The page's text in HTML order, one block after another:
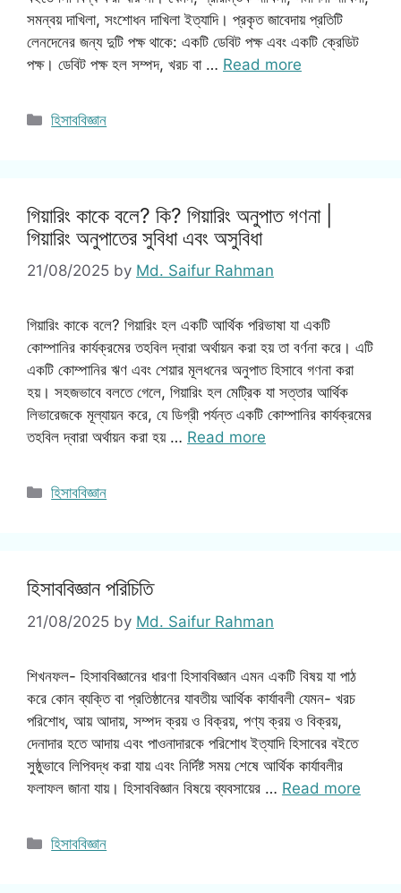
সমন্বয় দাখিলা, সংশোধন দাখিলা ইত্যাদি। প্রকৃত জাবেদায় প্রতিটি
লেনদেনের জন্য দুটি পক্ষ থাকে: একটি ডেবিট পক্ষ এবং একটি ক্রেডিট
পক্ষ। ডেবিট পক্ষ হল সম্পদ, খরচ বা … Read more
Categories
হিসাববিজ্ঞান
গিয়ারিং কাকে বলে? কি? গিয়ারিং অনুপাত গণনা |
গিয়ারিং অনুপাতের সুবিধা এবং অসুবিধা
21/08/2025 by Md. Saifur Rahman
গিয়ারিং কাকে বলে? গিয়ারিং হল একটি আর্থিক পরিভাষা যা একটি
কোম্পানির কার্যক্রমের তহবিল দ্বারা অর্থায়ন করা হয় তা বর্ণনা করে। এটি
একটি কোম্পানির ঋণ এবং শেয়ার মূলধনের অনুপাত হিসাবে গণনা করা
হয়। সহজভাবে বলতে গেলে, গিয়ারিং হল মেট্রিক যা সত্তার আর্থিক
লিভারেজকে মূল্যায়ন করে, যে ডিগ্রী পর্যন্ত একটি কোম্পানির কার্যক্রমের
তহবিল দ্বারা অর্থায়ন করা হয় … Read more
Categories
হিসাববিজ্ঞান
হিসাববিজ্ঞান পরিচিতি
21/08/2025 by Md. Saifur Rahman
শিখনফল- হিসাববিজ্ঞানের ধারণা হিসাববিজ্ঞান এমন একটি বিষয় যা পাঠ
করে কোন ব্যক্তি বা প্রতিষ্ঠানের যাবতীয় আর্থিক কার্যাবলী যেমন- খরচ
পরিশোধ, আয় আদায়, সম্পদ ক্রয় ও বিক্রয়, পণ্য ক্রয় ও বিক্রয়,
দেনাদার হতে আদায় এবং পাওনাদারকে পরিশোধ ইত্যাদি হিসাবের বইতে
সুষ্ঠুভাবে লিপিবদ্ধ করা যায় এবং নির্দিষ্ট সময় শেষে আর্থিক কার্যাবলীর
ফলাফল জানা যায়। হিসাববিজ্ঞান বিষয়ে ব্যবসায়ের … Read more
Categories
হিসাববিজ্ঞান